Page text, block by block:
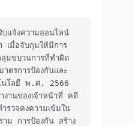
แจ้งความออนไลน์
เมื่อจับกุมให้มีการ
มขบวนการที่ทำผิด
ตรการป้องกันและ
โนโลยี พ.ศ. 2566
ำงานของเจ้าหน้าที่ คดี
รวจคงความเข้มใน
าม การป้องกัน สร้าง